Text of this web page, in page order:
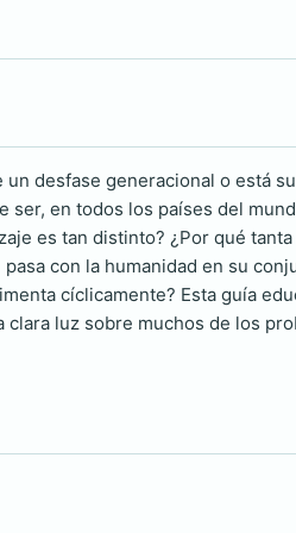
desfase generacional o está
ser, en todos los países del
es tan distinto? ¿Por qué
con la humanidad en su
cíclicamente? Esta guía
luz sobre muchos de los